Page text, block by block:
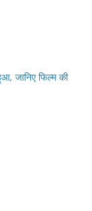
जानिए फिल्म की